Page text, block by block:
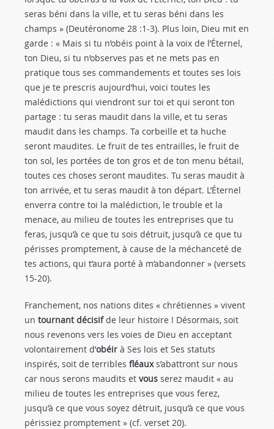
seras béni dans la ville, et tu seras béni dans les
champs » (Deutéronome 28 :1-3). Plus loin, Dieu mit en
garde : « Mais si tu n’obéis point à la voix de l’Éternel,
ton Dieu, si tu n’observes pas et ne mets pas en
pratique tous ses commandements et toutes ses lois
que je te prescris aujourd’hui, voici toutes les
malédictions qui viendront sur toi et qui seront ton
partage : tu seras maudit dans la ville, et tu seras
maudit dans les champs. Ta corbeille et ta huche
seront maudites. Le fruit de tes entrailles, le fruit de
ton sol, les portées de ton gros et de ton menu bétail,
toutes ces choses seront maudites. Tu seras maudit à
ton arrivée, et tu seras maudit à ton départ. L’Éternel
enverra contre toi la malédiction, le trouble et la
menace, au milieu de toutes les entreprises que tu
feras, jusqu’à ce que tu sois détruit, jusqu’à ce que tu
périsses promptement, à cause de la méchanceté de
tes actions, qui t’aura porté à m’abandonner » (versets
15-20).
Franchement, nos nations dites « chrétiennes » vivent
un tournant décisifde leur histoire ! Désormais, soit
nous revenons vers les voies de Dieu en acceptant
volontairement d’obéir à Ses lois et Ses statuts
inspirés, soit de terribles fléauxs’abattront sur nous
car nous serons maudits et vous serez maudit « au
milieu de toutes les entreprises que vous ferez,
jusqu’à ce que vous soyez détruit, jusqu’à ce que vous
périssiez promptement » (cf. verset 20).